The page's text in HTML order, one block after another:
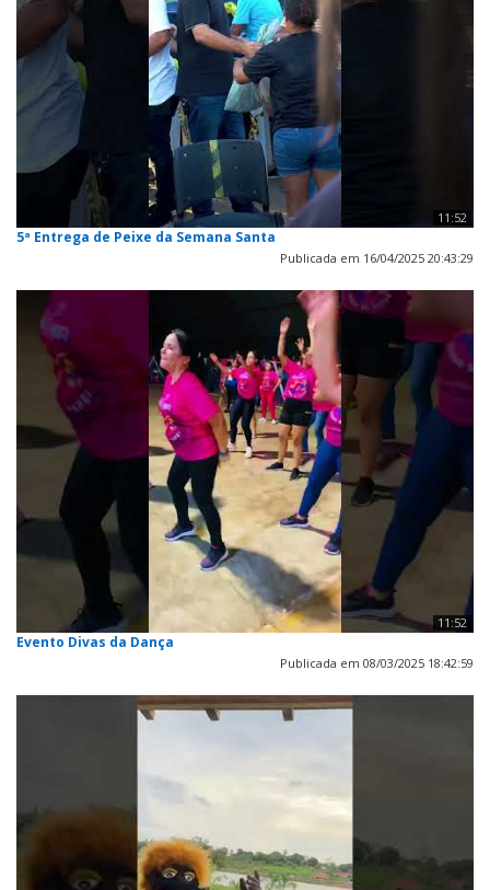
11:52
5ª Entrega de Peixe da Semana Santa
Publicada em 16/04/2025 20:43:29
11:52
Evento Divas da Dança
Publicada em 08/03/2025 18:42:59